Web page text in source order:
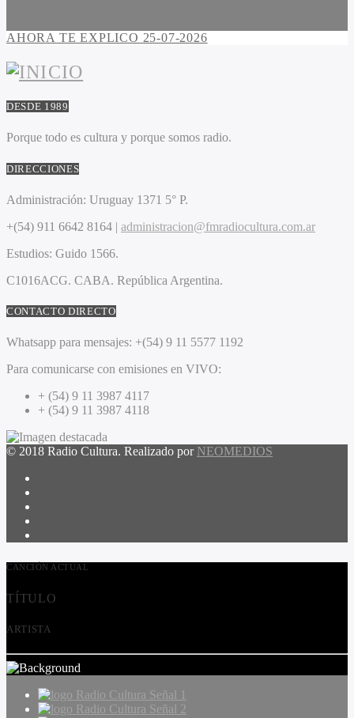
AHORA TE EXPLICO 25-07-2026
DESDE 1989
Porque todo es cultura y porque somos radio.
DIRECCIONES
Administración: Uruguay 1371 5° P.
+(54) 911 6642 8164 | administracion@fmradiocultura.com.ar
Estudios: Guido 1566.
C1016ACG. CABA. República Argentina.
CONTACTO DIRECTO
Whatsapp para mensajes: +(54) 9 11 5577 1192
Para comunicarse con emisiones en VIVO:
+ (54) 9 11 3987 4117
+ (54) 9 11 3987 4118
© 2018 Radio Cultura. Realizado por NEOMEDIOS
CANCIÓN ACTUAL
TÍTULO
ARTISTA
Radio Cultura Señal 1
Radio Cultura Señal 2